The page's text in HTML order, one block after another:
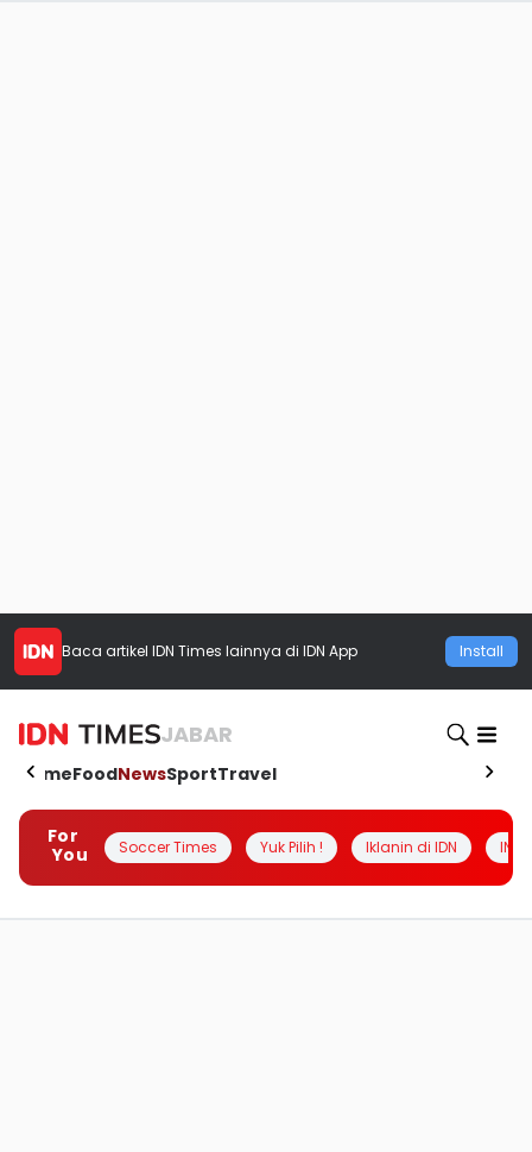
Baca artikel IDN Times lainnya di IDN App Install
JABAR
HomeFoodNewsSportTravel
For
You
Soccer Times Yuk Pilih ! Iklanin di IDN